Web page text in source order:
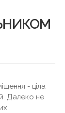
- ціла
Далеко не